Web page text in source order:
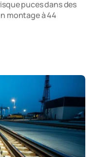
puces dans des
montage à 44